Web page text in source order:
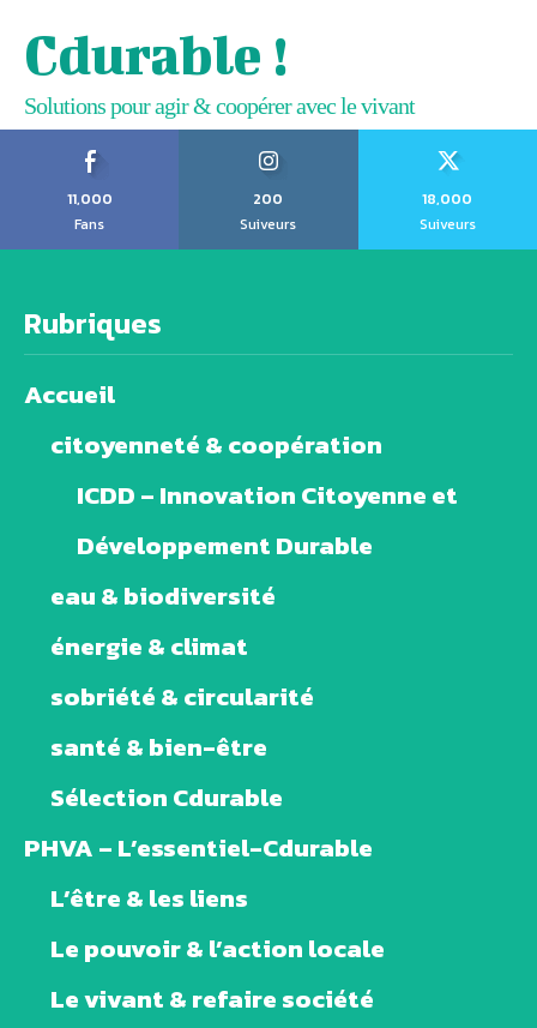
Cdurable !
Solutions pour agir & coopérer avec le vivant
11,000
Fans
200
Suiveurs
18,000
Suiveurs
Rubriques
Accueil
citoyenneté & coopération
ICDD – Innovation Citoyenne et
Développement Durable
eau & biodiversité
énergie & climat
sobriété & circularité
santé & bien-être
Sélection Cdurable
PHVA – L’essentiel-Cdurable
L’être & les liens
Le pouvoir & l’action locale
Le vivant & refaire société